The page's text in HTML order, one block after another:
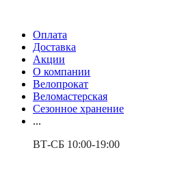
Оплата
Доставка
Акции
О компании
Велопрокат
Веломастерская
Сезонное хранение
...
ВТ-СБ 10:00-19:00